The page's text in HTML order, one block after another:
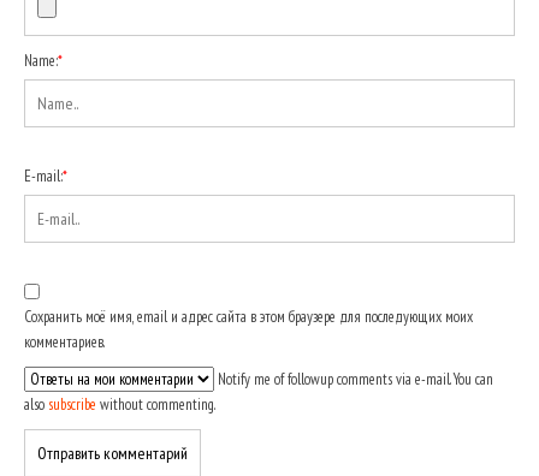
Name:*
E-mail:*
Сохранить моё имя, email и адрес сайта в этом браузере для последующих моих
комментариев.
Notify me of followup comments via e-mail. You can
also subscribe without commenting.